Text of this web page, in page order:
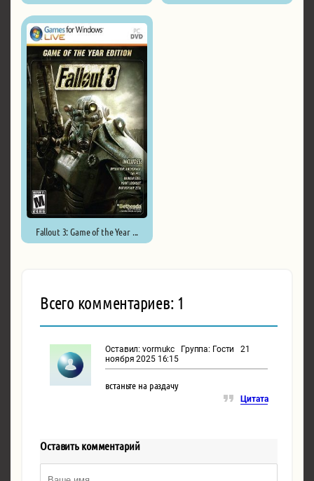
Fallout 3: Game of the Year ...
Всего комментариев: 1
Оставил: vormukc Группа: Гости 21
ноября 2025 16:15
встаньте на раздачу
Цитата
Оставить комментарий